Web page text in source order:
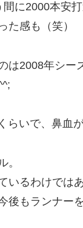
に2000本安打
た感も（笑）
は2008年シー
らいで、鼻血
。
いるわけでは
後もランナー